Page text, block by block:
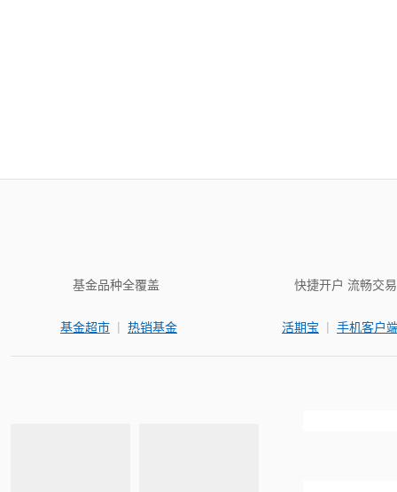
基金品种全覆盖
基金超市 | 热销基金
快捷开户 流畅交易
活期宝 | 手机客户